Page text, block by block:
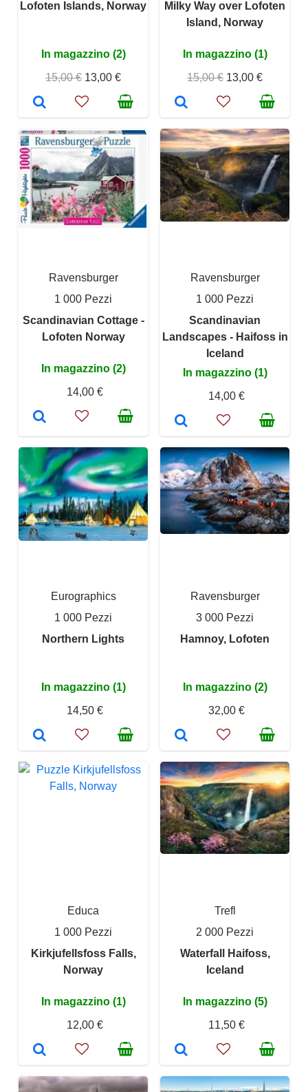
Lofoten Islands, Norway
In magazzino (2)
15,00 € 13,00 €
Milky Way over Lofoten
Island, Norway
In magazzino (1)
15,00 € 13,00 €
Ravensburger
1 000 Pezzi
Scandinavian Cottage -
Lofoten Norway
In magazzino (2)
14,00 €
Ravensburger
1 000 Pezzi
Scandinavian
Landscapes - Haifoss in
Iceland
In magazzino (1)
14,00 €
Eurographics
1 000 Pezzi
Northern Lights
In magazzino (1)
14,50 €
Ravensburger
3 000 Pezzi
Hamnoy, Lofoten
In magazzino (2)
32,00 €
Educa
1 000 Pezzi
Kirkjufellsfoss Falls,
Norway
In magazzino (1)
12,00 €
Trefl
2 000 Pezzi
Waterfall Haifoss,
Iceland
In magazzino (5)
11,50 €